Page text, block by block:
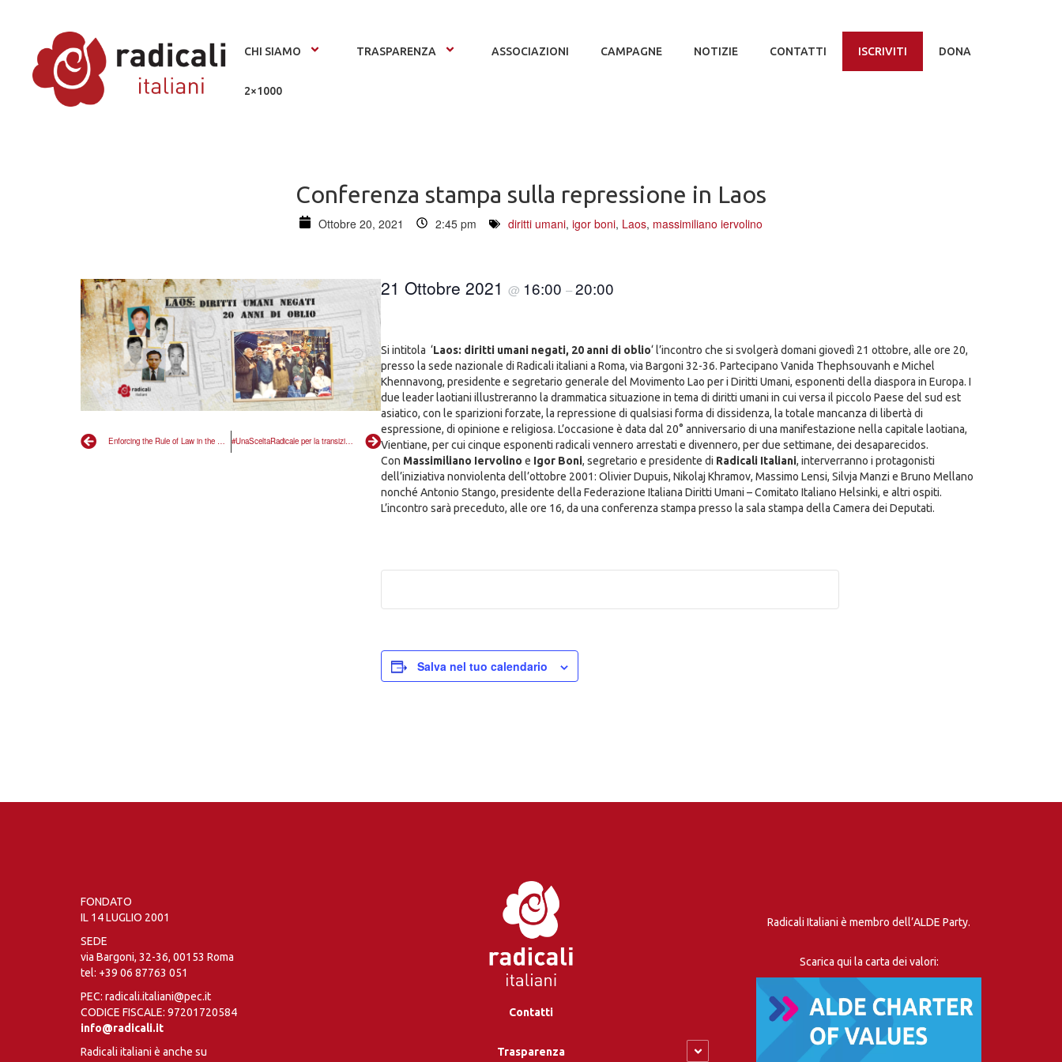
CHI SIAMO TRASPARENZA ASSOCIAZIONI CAMPAGNE NOTIZIE CONTATTI ISCRIVITI DONA
2×1000
Conferenza stampa sulla repressione in Laos
Ottobre 20, 2021 2:45 pm diritti umani, igor boni, Laos, massimiliano iervolino
Enforcing the Rule of Law in the European Union #UnaSceltaRadicale per la transizione ecologica
21 Ottobre 2021 @ 16:00 –20:00
Si intitola ‘Laos: diritti umani negati, 20 anni di oblio‘ l’incontro che si svolgerà domani giovedì 21 ottobre, alle ore 20,
presso la sede nazionale di Radicali italiani a Roma, via Bargoni 32-36. Partecipano Vanida Thephsouvanh e Michel
Khennavong, presidente e segretario generale del Movimento Lao per i Diritti Umani, esponenti della diaspora in Europa. I
due leader laotiani illustreranno la drammatica situazione in tema di diritti umani in cui versa il piccolo Paese del sud est
asiatico, con le sparizioni forzate, la repressione di qualsiasi forma di dissidenza, la totale mancanza di libertà di
espressione, di opinione e religiosa. L’occasione è data dal 20° anniversario di una manifestazione nella capitale laotiana,
Vientiane, per cui cinque esponenti radicali vennero arrestati e divennero, per due settimane, dei desaparecidos.
Con Massimiliano Iervolino e Igor Boni, segretario e presidente di Radicali Italiani, interverranno i protagonisti
dell’iniziativa nonviolenta dell’ottobre 2001: Olivier Dupuis, Nikolaj Khramov, Massimo Lensi, Silvja Manzi e Bruno Mellano
nonché Antonio Stango, presidente della Federazione Italiana Diritti Umani – Comitato Italiano Helsinki, e altri ospiti.
L’incontro sarà preceduto, alle ore 16, da una conferenza stampa presso la sala stampa della Camera dei Deputati.
Salva nel tuo calendario
FONDATO
IL 14 LUGLIO 2001
SEDE
via Bargoni, 32-36, 00153 Roma
tel: +39 06 87763 051
PEC: radicali.italiani@pec.it
CODICE FISCALE: 97201720584
info@radicali.it
Radicali italiani è anche su
Contatti
Trasparenza
Radicali Italiani è membro dell’ALDE Party.
Scarica qui la carta dei valori: